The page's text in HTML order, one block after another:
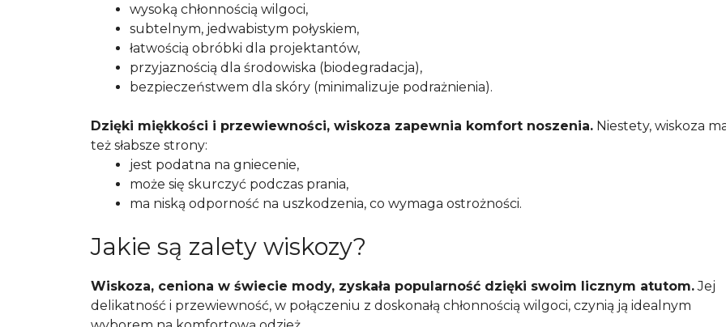
wysoką chłonnością wilgoci,
subtelnym, jedwabistym połyskiem,
łatwością obróbki dla projektantów,
przyjaznością dla środowiska (biodegradacja),
bezpieczeństwem dla skóry (minimalizuje podrażnienia).
Dzięki miękkości i przewiewności, wiskoza zapewnia komfort noszenia. Niestety, wiskoza
też słabsze strony:
jest podatna na gniecenie,
może się skurczyć podczas prania,
ma niską odporność na uszkodzenia, co wymaga ostrożności.
Jakie są zalety wiskozy?
Wiskoza, ceniona w świecie mody, zyskała popularność dzięki swoim licznym atutom.Jej
delikatność i przewiewność, w połączeniu z doskonałą chłonnością wilgoci, czynią ją idealnym